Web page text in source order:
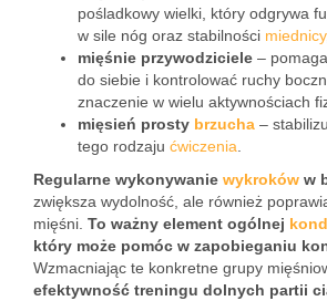
pośladkowy wielki, który odgrywa
w sile nóg oraz stabilności miednicy,
mięśnie przywodziciele –
do siebie i kontrolować ruchy
znaczenie w wielu aktywnościach
mięsień prosty brzucha –
tego rodzaju ćwiczenia
Regularne wykonywanie wykroków w
zwiększa wydolność, ale również
mięśni. To ważny element ogólnej
który może pomóc w zapobieganiu
Wzmacniając te konkretne grupy
efektywność treningu dolnych partii